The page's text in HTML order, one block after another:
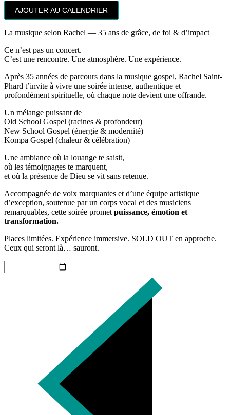
AJOUTER AU CALENDRIER
La musique selon Rachel — 35 ans de grâce, de foi & d’impact
Ce n’est pas un concert.
C’est une rencontre. Une atmosphère. Une expérience.
Après 35 années de parcours dans la musique gospel, Rachel Saint-
Phard t’invite à vivre une soirée intense, authentique et
profondément spirituelle, où chaque note devient une offrande.
Un mélange puissant de
Old School Gospel (racines & profondeur)
New School Gospel (énergie & modernité)
Kompa Gospel (chaleur & célébration)
Une ambiance où la louange te saisit,
où les témoignages te marquent,
et où la présence de Dieu se vit sans retenue.
Accompagnée de voix marquantes et d’une équipe artistique
d’exception, soutenue par un corps vocal et des musiciens
remarquables, cette soirée promet puissance, émotion et
transformation.
Places limitées. Expérience immersive. SOLD OUT en approche.
Ceux qui seront là… sauront.